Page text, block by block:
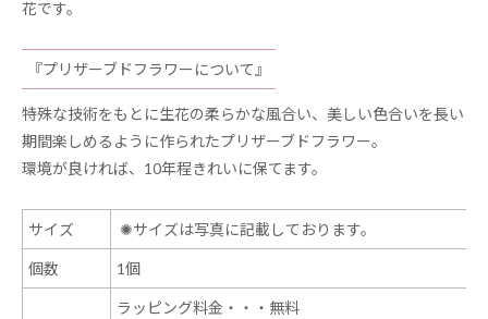
花です。
『プリザーブドフラワーについて』
特殊な技術をもとに生花の柔らかな風合い、美しい色合いを長い
期間楽しめるように作られたプリザーブドフラワー。
環境が良ければ、10年程きれいに保てます。
サイズ ✺サイズは写真に記載しております。
個数 1個
ラッピング料金・・・無料